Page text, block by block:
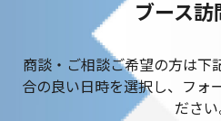
ブース訪
商談・ご相談ご希望の方は下
合の良い日時を選択し、フォ
ださい